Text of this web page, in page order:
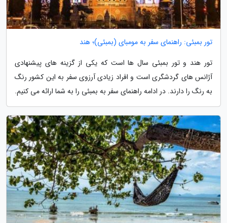
تور بمبئی: راهنمای سفر به مومبای (بمبئی)؛ هند
تور هند و تور بمبئی سال ها است که یکی از گزینه های پیشنهادی
آژانس های گردشگری است و افراد زیادی آرزوی سفر به این کشور رنگ
به رنگ را دارند. در ادامه راهنمای سفر به بمبئی را به شما ارائه می کنیم.